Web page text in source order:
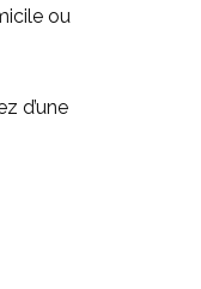
ou
d’une